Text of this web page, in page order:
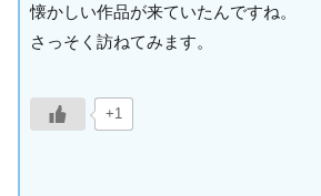
懐かしい作品が来ていたんですね。
さっそく訪ねてみます。
+1